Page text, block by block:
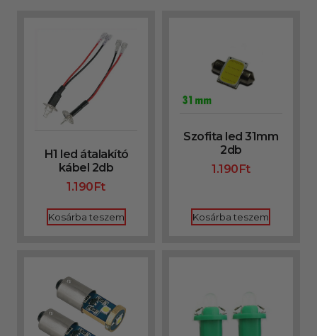
H1 led átalakító
kábel 2db
1.190Ft
Kosárba teszem
Szofita led 31mm
2db
1.190Ft
Kosárba teszem